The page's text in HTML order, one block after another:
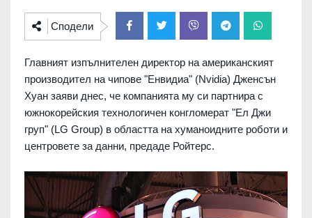
Сподели
Главният изпълнителен директор на американският
производител на чипове "Енвидиа" (Nvidia) Дженсън
Хуан заяви днес, че компанията му си партнира с
южнокорейския технологичен конгломерат "Ел Джи
груп" (LG Group) в областта на хуманоидните роботи и
центровете за данни, предаде Ройтерс.